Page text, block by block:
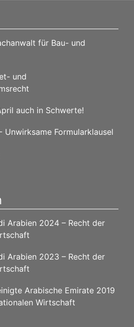
für Bau- und
und
auch in Schwerte!
Formularklausel
Arabien 2024 – Recht der
Arabien 2023 – Recht der
Arabische Emirate 2019
Wirtschaft